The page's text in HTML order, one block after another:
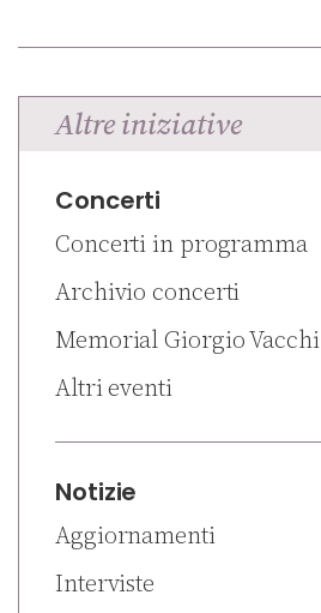
Altre iniziative
Concerti
Concerti in programma
Archivio concerti
Memorial Giorgio Vacchi
Altri eventi
Notizie
Aggiornamenti
Interviste